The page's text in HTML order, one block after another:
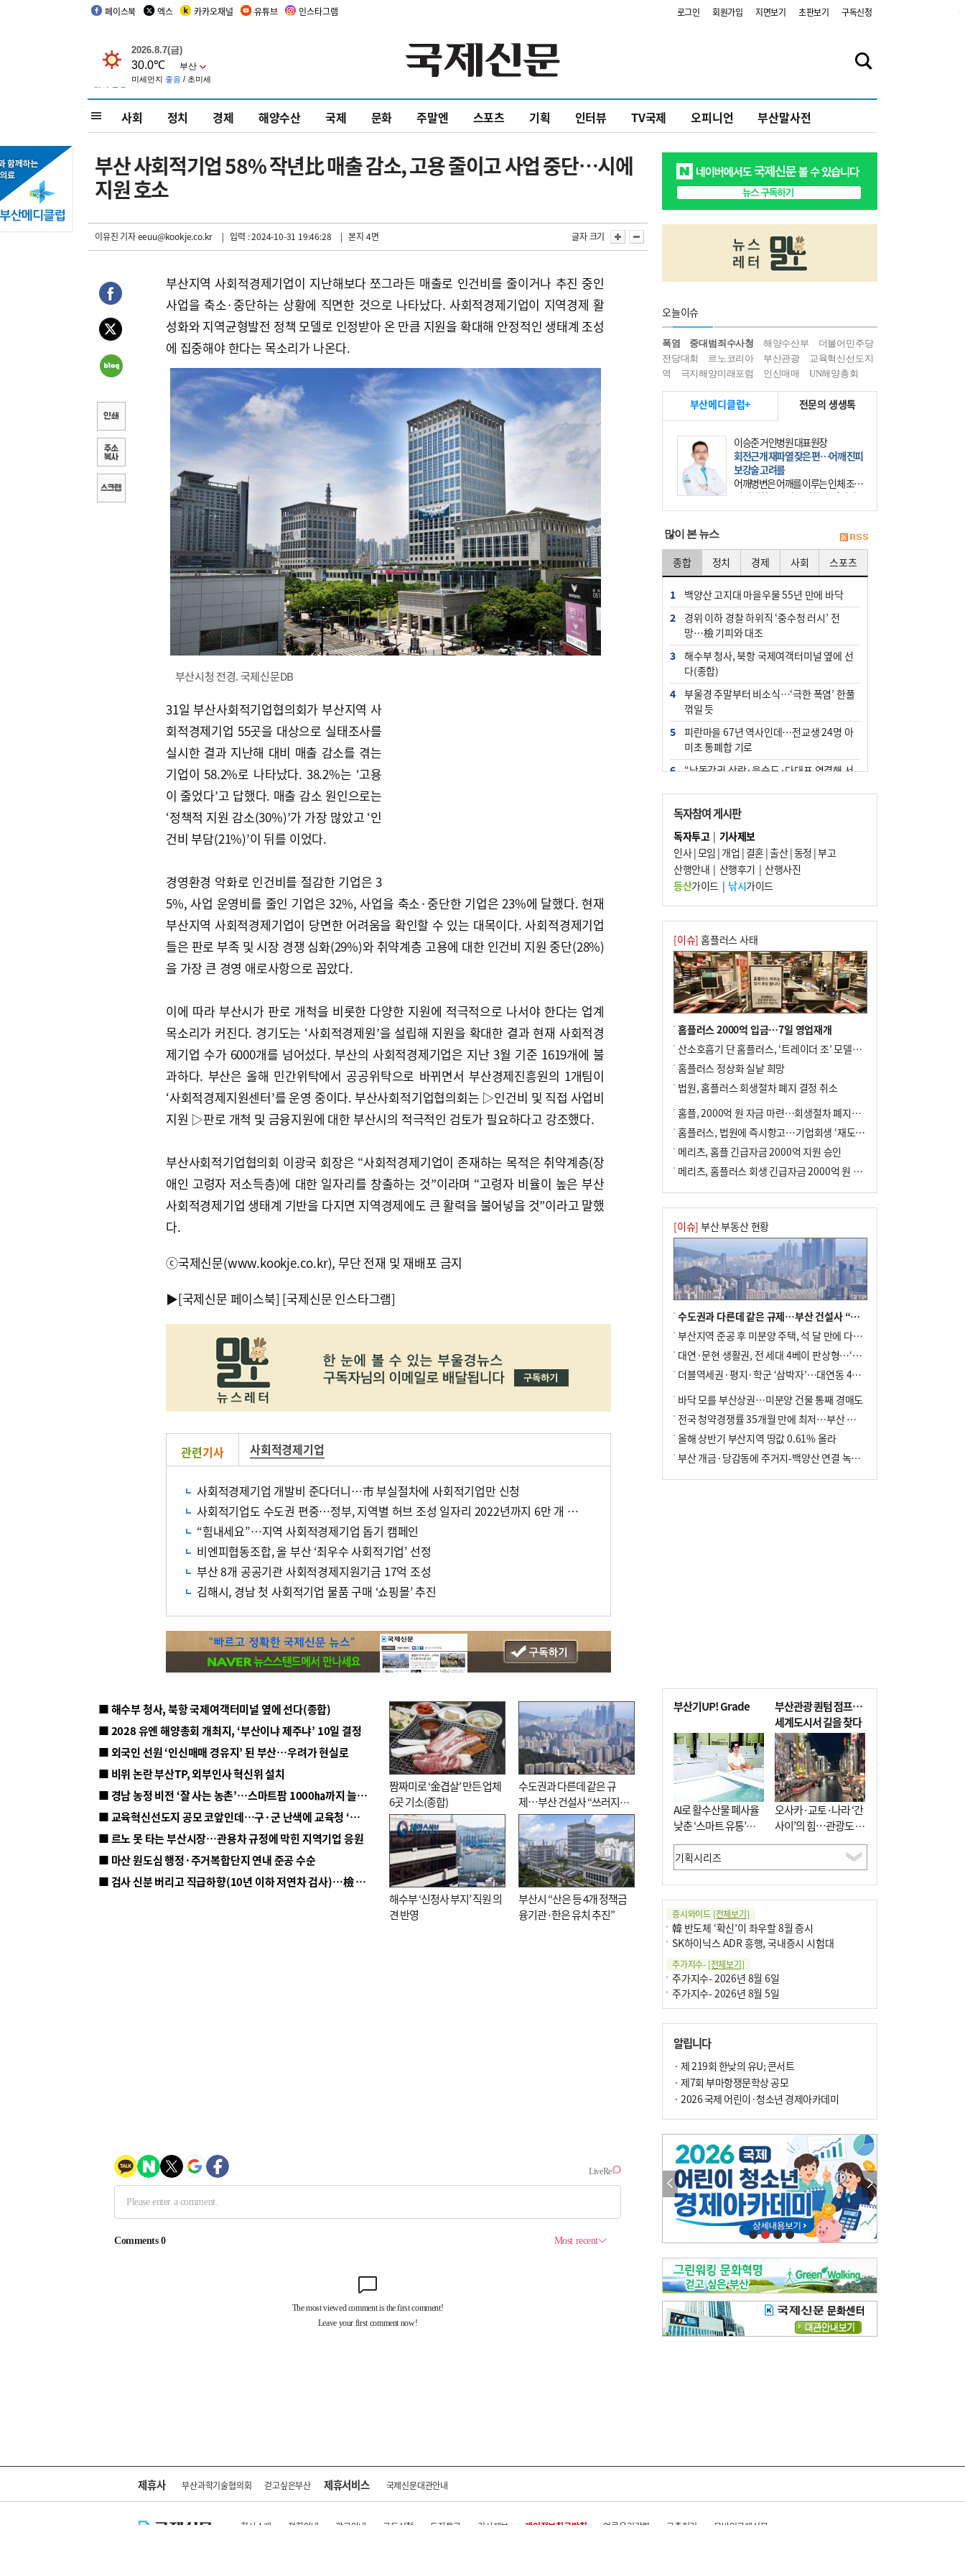
페이스북 엑스 카카오채널 유튜브 인스타그램 로그인 회원가입 지면보기 초판보기 구독신청
사회 정치 경제 해양수산 국제 문화 주말엔 스포츠 기획 인터뷰 TV국제 오피니언 부산말사전
부산 사회적기업 58% 작년比 매출 감소, 고용 줄이고 사업 중단…시에
지원 호소
이유진 기자eeuu@kookje.co.kr | 입력 : 2024-10-31 19:46:28 | 본지 4면 글자 크기
부산지역 사회적경제기업이 지난해보다 쪼그라든 매출로 인건비를 줄이거나 추진 중인
사업을 축소·중단하는 상황에 직면한 것으로 나타났다. 사회적경제기업이 지역경제 활
성화와 지역균형발전 정책 모델로 인정받아 온 만큼 지원을 확대해 안정적인 생태계 조성
에 집중해야 한다는 목소리가 나온다.
부산시청 전경. 국제신문DB
31일 부산사회적기업협의회가 부산지역 사
회적경제기업 55곳을 대상으로 실태조사를
실시한 결과 지난해 대비 매출 감소를 겪는
기업이 58.2%로 나타났다. 38.2%는 ‘고용
이 줄었다’고 답했다. 매출 감소 원인으로는
‘정책적 지원 감소(30%)’가 가장 많았고 ‘인
건비 부담(21%)’이 뒤를 이었다.
경영환경 악화로 인건비를 절감한 기업은 3
5%, 사업 운영비를 줄인 기업은 32%, 사업을 축소·중단한 기업은 23%에 달했다. 현재
부산지역 사회적경제기업이 당면한 어려움을 확인할 수 있는 대목이다. 사회적경제기업
들은 판로 부족 및 시장 경쟁 심화(29%)와 취약계층 고용에 대한 인건비 지원 중단(28%)
을 가장 큰 경영 애로사항으로 꼽았다.
이에 따라 부산시가 판로 개척을 비롯한 다양한 지원에 적극적으로 나서야 한다는 업계
목소리가 커진다. 경기도는 ‘사회적경제원’을 설립해 지원을 확대한 결과 현재 사회적경
제기업 수가 6000개를 넘어섰다. 부산의 사회적경제기업은 지난 3월 기준 1619개에 불
과하다. 부산은 올해 민간위탁에서 공공위탁으로 바뀌면서 부산경제진흥원의 1개팀이
‘사회적경제지원센터’를 운영 중이다. 부산사회적기업협의회는 ▷인건비 및 직접 사업비
지원 ▷판로 개척 및 금융지원에 대한 부산시의 적극적인 검토가 필요하다고 강조했다.
부산사회적기업협의회 이광국 회장은 “사회적경제기업이 존재하는 목적은 취약계층(장
애인 고령자 저소득층)에 대한 일자리를 창출하는 것”이라며 “고령자 비율이 높은 부산
사회적경제기업 생태계 기반을 다지면 지역경제에도 큰 활력을 불어넣을 것”이라고 말했
다.
ⓒ국제신문(www.kookje.co.kr), 무단 전재 및 재배포 금지
▶[국제신문 페이스북] [국제신문 인스타그램]
관련기사 사회적경제기업
사회적경제기업 개발비 준다더니…市 부실절차에 사회적기업만 신청
사회적기업도 수도권 편중…정부, 지역별 허브 조성 일자리 2022년까지 6만 개 만든다
“힘내세요”…지역 사회적경제기업 돕기 캠페인
비엔피협동조합, 올 부산 ‘최우수 사회적기업’ 선정
부산 8개 공공기관 사회적경제지원기금 17억 조성
김해시, 경남 첫 사회적기업 물품 구매 ‘쇼핑몰’ 추진
■ 해수부 청사, 북항 국제여객터미널 옆에 선다(종합)
■ 2028 유엔 해양총회 개최지, ‘부산이냐 제주냐’ 10일 결정
■ 외국인 선원 ‘인신매매 경유지’ 된 부산…우려가 현실로
■ 비위 논란 부산TP, 외부인사 혁신위 설치
■ 경남 농정 비전 ‘잘 사는 농촌’…스마트팜 1000㏊까지 늘린다
■ 교육혁신선도지 공모 코앞인데…구·군 난색에 교육청 ‘쩔쩔’
■ 르노 못 타는 부산시장…관용차 규정에 막힌 지역기업 응원
■ 마산 원도심 행정·주거복합단지 연내 준공 수순
■ 검사 신분 버리고 직급하향(10년 이하 저연차 검사)…檢 중수청행 기피
짬짜미로 ‘金겹살’ 만든 업체
6곳 기소(종합)
수도권과 다른데 같은 규
제…부산 건설사 “쓰러지기
직전”
해수부 ‘신청사 부지’ 직원 의
견 반영
부산시 “산은 등 4개 정책금
융기관·한은 유치 추진”
오늘이슈
폭염 중대범죄수사청 해양수산부
더불어민주당
전당대회
르노코리아 부산관광
교육혁신선도지
역
극지해양미래포럼 인신매매 UN해양총회
부산메디클럽+ 전문의 생생톡
이승준 거인병원 대표원장
회전근개 재파열 잦은 편…어깨 진피
보강술 고려를
어깨병변은 어깨를 이루는 인체 조직
에 발생하는 손상을 말한다. 여기에
는 오십견과 회전근개 증후군, 어깨
많이 본 뉴스
종합 정치 경제 사회 스포츠
1
백양산 고지대 마을우물 55년 만에 바닥
2
경위 이하 경찰 하위직 ‘중수청 러시’ 전
망…檢 기피와 대조
3
해수부 청사, 북항 국제여객터미널 옆에 선
다(종합)
4
부울경 주말부터 비소식…‘극한 폭염’ 한풀
꺾일 듯
5
피란마을 67년 역사인데…전교생 24명 아
미초 통폐합 기로
6
“낙동강권 삼락·을숙도·다대포 연결해 서
7
오늘의 날씨- 2026년 8월 7일
8
외국인 선원 ‘인신매매 경유지’ 된 부산…
우려가 현실로
9
[사설] 해수부 신청사 북항으로 확정, 해양
수도 도약의 전환점
10 르노 못 타는 부산시장…관용차 규정에 막
힌 지역기업 응원
독자참여 게시판
독자투고| 기사제보
인사|모임 | 개업 | 결혼|출산|동정 |부고
산행안내 | 산행후기 | 산행사진
등산가이드| 낚시가이드
[이슈] 홈플러스 사태
홈플러스 2000억 입금…7일 영업재개
산소호흡기 단 홈플러스, ‘트레이더 조’ 모델로 살아날까
홈플러스 정상화 실낱 희망
법원, 홈플러스 회생절차 폐지 결정 취소
홈플, 2000억 원 자금 마련…회생절차 폐지에 즉시항고(종합)
홈플러스, 법원에 즉시항고…기업회생 ‘재도전’
메리츠, 홈플 긴급자금 2000억 지원 승인
메리츠, 홈플러스 회생 긴급자금 2000억 원 지원 승인
[이슈] 부산 부동산 현황
수도권과 다른데 같은 규제…부산 건설사 “쓰러지기 직전”
부산지역 준공 후 미분양 주택, 석 달 만에 다시 3000가구 넘어서
대연·문현 생활권, 전 세대 4베이 판상형…‘더샵 트리센트’ 내달 분양
더블역세권·평지·학군 ‘삼박자’…대연동 42층 브랜드 단지
바닥 모를 부산상권…미분양 건물 통째 경매도
전국 청약경쟁률 35개월 만에 최저…부산 미분양 ‘적체’ 심화
올해 상반기 부산지역 땅값 0.61% 올라
부산 개금·당감동에 주거지-백양산 연결 녹지 조성
부산기UP! Grade
AI로 활수산물 폐사율
낮춘 ‘스마트 유통’…
사막·산악지대 수출
도전
부산관광 퀀텀 점프…
세계도시서 길을 찾다
오사카·교토·나라 ‘간
사이’의 힘…관광도 뭉
쳐야 흥한다
증시와이드 [전체보기]
韓 반도체 ‘확신’이 좌우할 8월 증시
SK하이닉스 ADR 흥행, 국내증시 시험대
주가지수- [전체보기]
주가지수- 2026년 8월 6일
주가지수- 2026년 8월 5일
알립니다
· 제 219회 한낮의 유U; 콘서트
· 제7회 부마항쟁문학상 공모
· 2026 국제 어린이·청소년 경제아카데미
제휴사 부산과학기술협의회 걷고싶은부산 제휴서비스 국제신문대관안내
회사소개 전화안내 광고안내 구독신청 독자투고 기사제보 개인정보취급방침 언론윤리강령 고충처리
모바일국제신문